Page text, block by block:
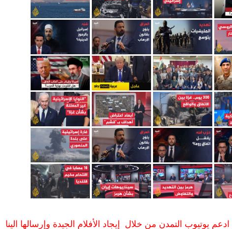
ادعم يوتيوب التمدن من خلال إيجاد الأفلام الجيدة وإرسالها الينا